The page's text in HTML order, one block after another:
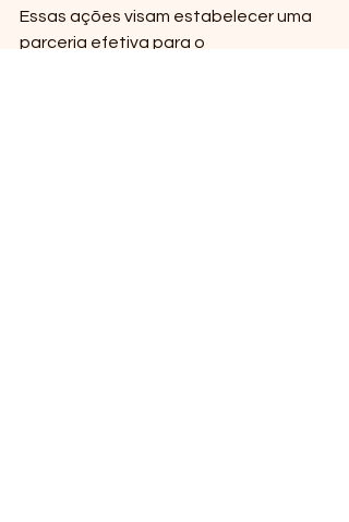
Essas ações visam estabelecer uma
parceria efetiva para o